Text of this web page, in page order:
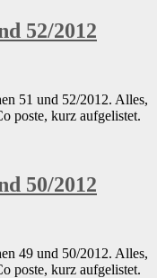
52/2012
51 und 52/2012. Alles,
poste, kurz aufgelistet.
50/2012
49 und 50/2012. Alles,
poste, kurz aufgelistet.